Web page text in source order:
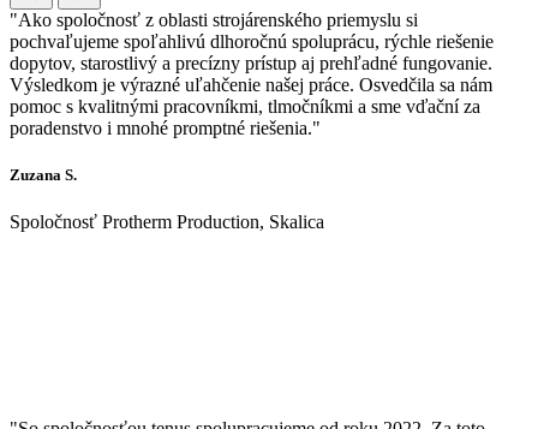
"Ako spoločnosť z oblasti strojárenského priemyslu si
pochvaľujeme spoľahlivú dlhoročnú spoluprácu, rýchle riešenie
dopytov, starostlivý a precízny prístup aj prehľadné fungovanie.
Výsledkom je výrazné uľahčenie našej práce. Osvedčila sa nám
pomoc s kvalitnými pracovníkmi, tlmočníkmi a sme vďační za
poradenstvo i mnohé promptné riešenia."
Zuzana S.
Spoločnosť Protherm Production, Skalica